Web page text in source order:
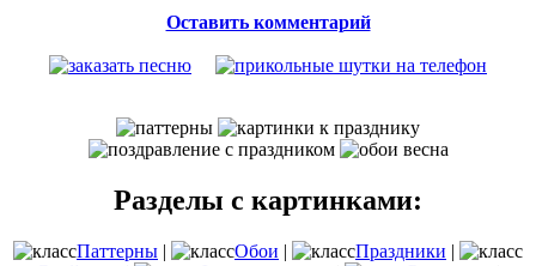
Оставить комментарий
Разделы с картинками:
Паттерны | Обои | Праздники |